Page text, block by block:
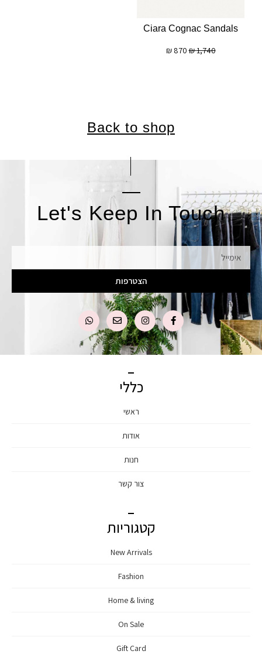
Ciara Cognac Sandals
1,740
₪
870
₪
Back to shop
Let's Keep In Touch
אימייל
הצטרפות
כללי
ראשי
אודות
חנות
צור קשר
קטגוריות
New Arrivals
Fashion
Home & living
On Sale
Gift Card